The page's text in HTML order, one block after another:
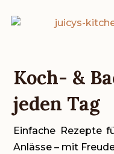
Koch- &
jeden Tag
Einfache Rezepte
Anlässe – mit